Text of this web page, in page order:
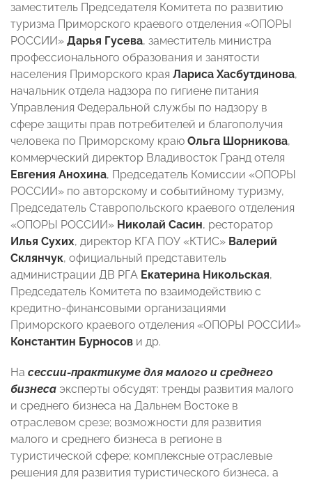
заместитель Председателя Комитета по развитию
туризма Приморского краевого отделения «ОПОРЫ
РОССИИ» Дарья Гусева, заместитель министра
профессионального образования и занятости
населения Приморского края Лариса Хасбутдинова,
начальник отдела надзора по гигиене питания
Управления Федеральной службы по надзору в
сфере защиты прав потребителей и благополучия
человека по Приморскому краю Ольга Шорникова,
коммерческий директор Владивосток Гранд отеля
Евгения Анохина, Председатель Комиссии «ОПОРЫ
РОССИИ» по авторскому и событийному туризму,
Председатель Ставропольского краевого отделения
«ОПОРЫ РОССИИ» Николай Сасин, ресторатор
Илья Сухих, директор КГА ПОУ «КТИС» Валерий
Склянчук, официальный представитель
администрации ДВ РГА Екатерина Никольская,
Председатель Комитета по взаимодействию с
кредитно-финансовыми организациями
Приморского краевого отделения «ОПОРЫ РОССИИ»
Константин Бурносов и др.
На сессии-практикуме для малого и среднего
бизнеса эксперты обсудят: тренды развития малого
и среднего бизнеса на Дальнем Востоке в
отраслевом срезе; возможности для развития
малого и среднего бизнеса в регионе в
туристической сфере; комплексные отраслевые
решения для развития туристического бизнеса, а